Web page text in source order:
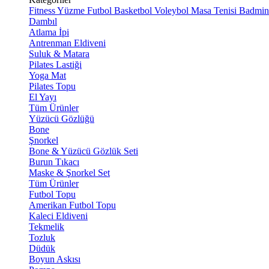
FitnessYüzme Futbol Basketbol Voleybol Masa Tenisi
Dambıl
Atlama İpi
Antrenman Eldiveni
Suluk & Matara
Pilates Lastiği
Yoga Mat
Pilates Topu
El Yayı
Tüm Ürünler
Yüzücü Gözlüğü
Bone
Şnorkel
Bone & Yüzücü Gözlük Seti
Burun Tıkacı
Maske & Şnorkel Set
Tüm Ürünler
Futbol Topu
Amerikan Futbol Topu
Kaleci Eldiveni
Tekmelik
Tozluk
Düdük
Boyun Askısı